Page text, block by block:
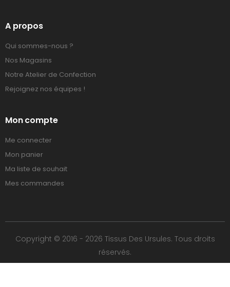
A propos
Qui sommes-nous ?
Nos Magasins
Notre Atelier de Confection
Rejoignez nos équipes !
Mon compte
Me connecter
Mon panier
Ma liste de souhait
Mes commandes
Copyright © 2016 - 2026 Tissus Des Ursules. Tous droits
réservés.